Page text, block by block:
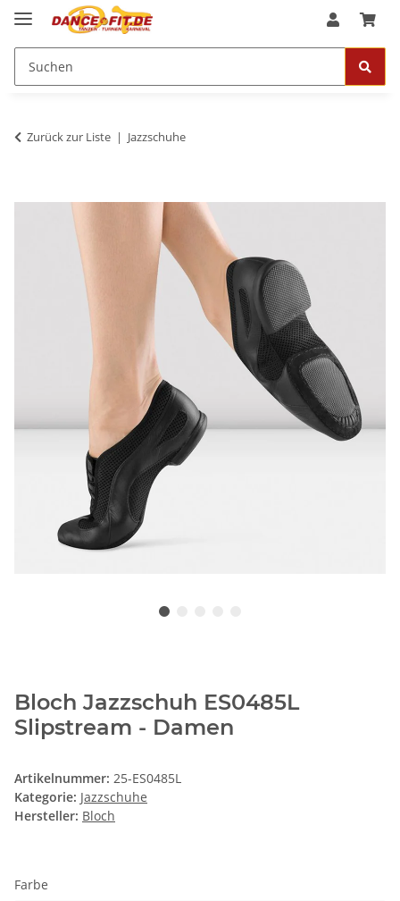
Zurück zur Liste Jazzschuhe
Bloch Jazzschuh ES0485L
Slipstream - Damen
Artikelnummer: 25-ES0485L
Kategorie: Jazzschuhe
Hersteller: Bloch
Farbe